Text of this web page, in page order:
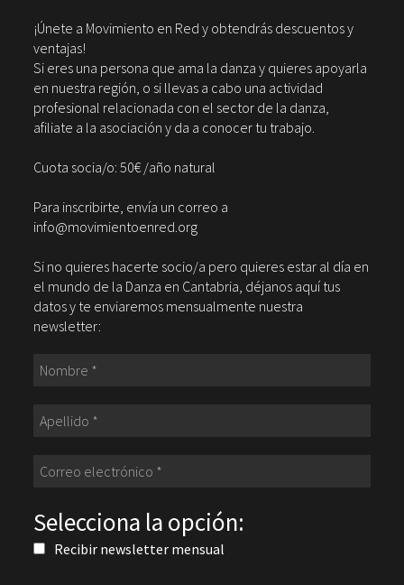
¡Únete a Movimiento en Red y obtendrás descuentos y
ventajas!
Si eres una persona que ama la danza y quieres apoyarla
en nuestra región, o si llevas a cabo una actividad
profesional relacionada con el sector de la danza,
afiliate a la asociación y da a conocer tu trabajo.
Cuota socia/o: 50€ /año natural
Para inscribirte, envía un correo a
info@movimientoenred.org
Si no quieres hacerte socio/a pero quieres estar al día en
el mundo de la Danza en Cantabria, déjanos aquí tus
datos y te enviaremos mensualmente nuestra
newsletter:
Selecciona la opción:
Recibir newsletter mensual